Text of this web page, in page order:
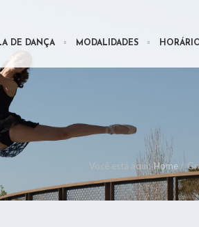
DE DANÇA MODALIDADES
Você está aqui: Home /